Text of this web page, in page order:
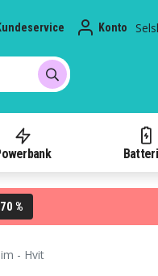
Konto
70 %
- Hvit